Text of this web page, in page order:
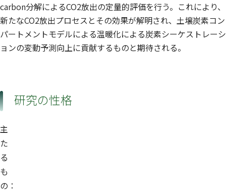
carbon分解によるCO2放出の定量的評価を行う。これにより、
新たなCO2放出プロセスとその効果が解明され、土壌炭素コン
パートメントモデルによる温暖化による炭素シーケストレーシ
ョンの変動予測向上に貢献するものと期待される。
研究の性格
主
た
る
も
の：